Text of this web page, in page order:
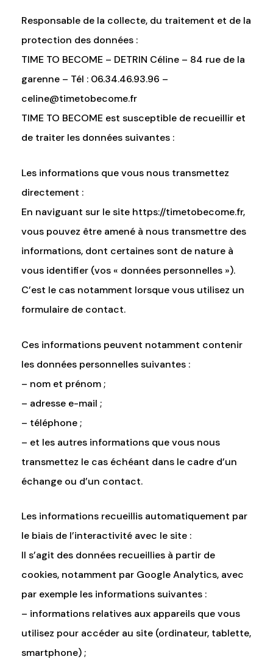
Responsable de la collecte, du traitement et de la
protection des données :
TIME TO BECOME – DETRIN Céline – 84 rue de la
garenne – Tél : 06.34.46.93.96 –
celine@timetobecome.fr
TIME TO BECOME est susceptible de recueillir et
de traiter les données suivantes :
Les informations que vous nous transmettez
directement :
En naviguant sur le site https://timetobecome.fr,
vous pouvez être amené à nous transmettre des
informations, dont certaines sont de nature à
vous identifier (vos « données personnelles »).
C’est le cas notamment lorsque vous utilisez un
formulaire de contact.
Ces informations peuvent notamment contenir
les données personnelles suivantes :
– nom et prénom ;
– adresse e-mail ;
– téléphone ;
– et les autres informations que vous nous
transmettez le cas échéant dans le cadre d’un
échange ou d’un contact.
Les informations recueillis automatiquement par
le biais de l’interactivité avec le site :
Il s’agit des données recueillies à partir de
cookies, notamment par Google Analytics, avec
par exemple les informations suivantes :
– informations relatives aux appareils que vous
utilisez pour accéder au site (ordinateur, tablette,
smartphone) ;